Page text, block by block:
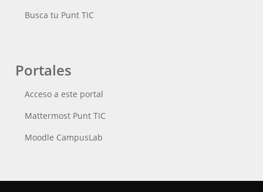
Busca tu Punt TIC
Portales
Acceso a este portal
Mattermost Punt TIC
Moodle CampusLab